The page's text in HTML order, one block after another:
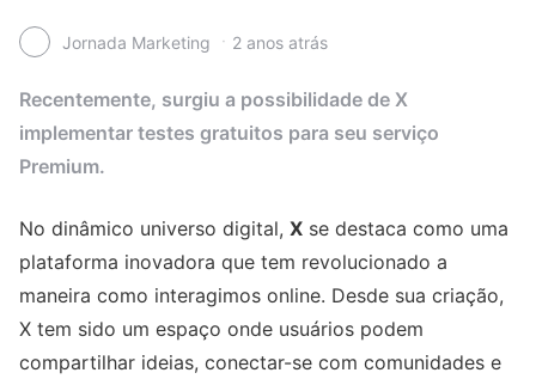
Jornada Marketing 2 anos atrás
Recentemente, surgiu a possibilidade de X
implementar testes gratuitos para seu serviço
Premium.
No dinâmico universo digital, X se destaca como uma
plataforma inovadora que tem revolucionado a
maneira como interagimos online. Desde sua criação,
X tem sido um espaço onde usuários podem
compartilhar ideias, conectar-se com comunidades e